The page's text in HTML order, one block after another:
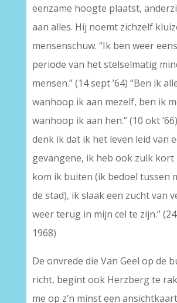
eenzame hoogte plaatst,
aan alles. Hij noemt zichzelf
mensenschuw. “Ik ben weer
periode van het stelselmatig
mensen.” (14 sept ’64) “Ben ik
wanhoop ik aan mezelf, ben ik
wanhoop ik aan hen.” (10 okt
denk ik dat ik het leven leid van
gevangene, ik heb ook zulk kort
kom ik buiten (ik bedoel tussen
de stad), ik slaak een zucht van
weer terug in mijn cel te zijn.”
1968)
De onvrede die Van Geel op de
richt, begint ook Herzberg te
me op z’n minst een